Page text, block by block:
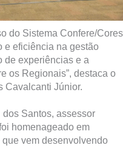
do Sistema Confere/Cores
e eficiência na gestão
de experiências e a
os Regionais”, destaca o
Cavalcanti Júnior.
Santos, assessor
homenageado em
vem desenvolvendo